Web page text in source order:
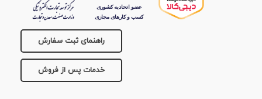
راهنمای ثبت سفارش
خدمات پس از فروش